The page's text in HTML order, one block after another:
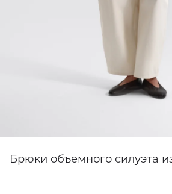
Брюки объемного силуэта